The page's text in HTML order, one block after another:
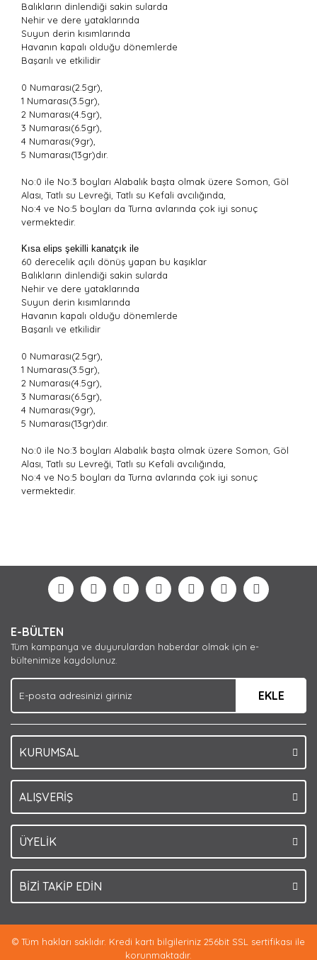
Balıkların dinlendiği sakin sularda
Nehir ve dere yataklarında
Suyun derin kısımlarında
Havanın kapalı olduğu dönemlerde
Başarılı ve etkilidir
0 Numarası(2.5gr),
1 Numarası(3.5gr),
2 Numarası(4.5gr),
3 Numarası(6.5gr),
4 Numarası(9gr),
5 Numarası(13gr)dır.
No:0 ile No:3 boyları Alabalık başta olmak üzere Somon, Göl
Alası, Tatlı su Levreği, Tatlı su Kefali avcılığında,
No:4 ve No:5 boyları da Turna avlarında çok iyi sonuç
vermektedir.
Kısa elips şekilli kanatçık ile
60 derecelik açılı dönüş yapan bu kaşıklar
Balıkların dinlendiği sakin sularda
Nehir ve dere yataklarında
Suyun derin kısımlarında
Havanın kapalı olduğu dönemlerde
Başarılı ve etkilidir
0 Numarası(2.5gr),
1 Numarası(3.5gr),
2 Numarası(4.5gr),
3 Numarası(6.5gr),
4 Numarası(9gr),
5 Numarası(13gr)dır.
No:0 ile No:3 boyları Alabalık başta olmak üzere Somon, Göl
Alası, Tatlı su Levreği, Tatlı su Kefali avcılığında,
No:4 ve No:5 boyları da Turna avlarında çok iyi sonuç
vermektedir.
Yorum Yaz
formunu kullanarak tarafımıza iletebilirsiniz.
Görüş ve önerileriniz için teşekkür ederiz.
Ürün açıklamasında eksik bilgiler bulunuyor.
Ürün bilgilerinde hatalar bulunuyor.
Ürün fiyatı diğer sitelerden daha pahalı.
Bu ürüne benzer farklı alternatifler olmalı.
E-BÜLTEN
Tüm kampanya ve duyurulardan haberdar olmak için e-
bültenimize kaydolunuz.
EKLE
KURUMSAL
ALIŞVERİŞ
ÜYELİK
BİZİ TAKİP EDİN
© Tüm hakları saklıdır. Kredi kartı bilgileriniz 256bit SSL sertifikası ile
korunmaktadır.